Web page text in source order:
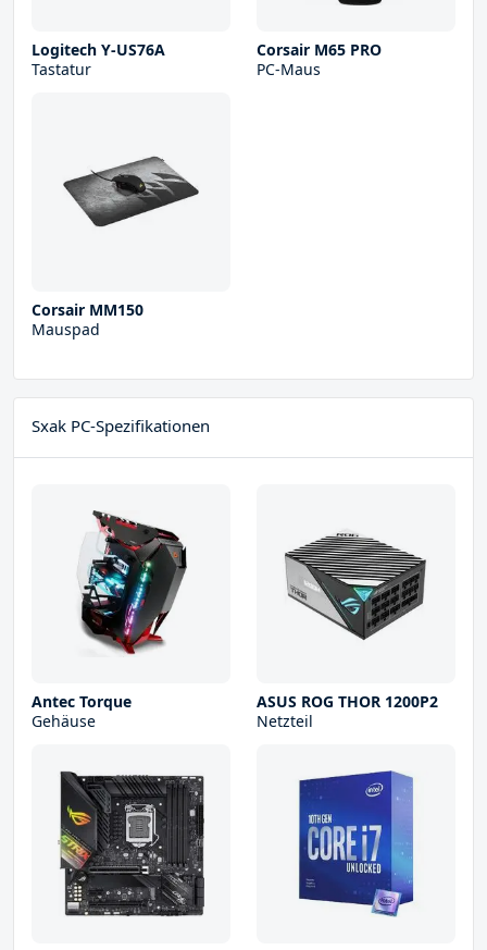
Logitech Y-US76A
Tastatur
Corsair M65 PRO
PC-Maus
Corsair MM150
Mauspad
Sxak PC-Spezifikationen
Antec Torque
Gehäuse
ASUS ROG THOR 1200P2
Netzteil